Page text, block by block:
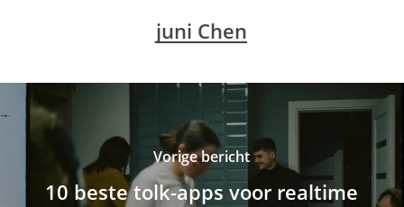
juni Chen
Vorige bericht
10 beste tolk-apps voor realtime